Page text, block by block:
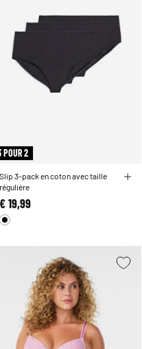
POUR 2
Slip 3-pack en coton avec taille
régulière
€ 19,99